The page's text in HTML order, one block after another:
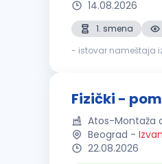
14.08.2026
1. smena
- istovar nameštaja
Fizički -
Atos-Montaža
Beograd -
22.08.2026